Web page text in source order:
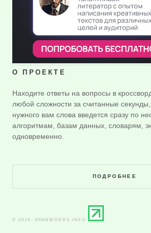
О ПРОЕКТЕ
Находите ответы на вопросы в
любой сложности за считанные
нужного вам слова введется сразу по
алгоритмам, базам данных, словарям,
одновременно.
ПОДРОБНЕЕ
© 2016. SPANWORDS.INFO